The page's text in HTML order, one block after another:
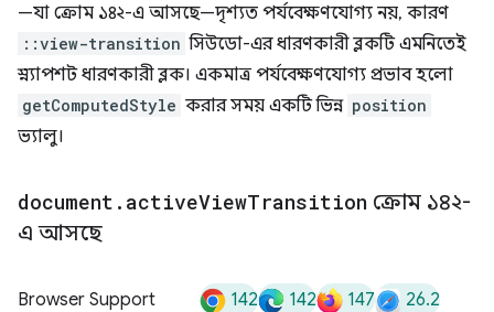
—যা ক্রোম ১৪২-এ আসছে—দৃশ্যত পর্যবেক্ষণযোগ্য নয়, কারণ
::view-transition সিউডো-এর ধারণকারী ব্লকটি এমনিতেই
স্ন্যাপশট ধারণকারী ব্লক। একমাত্র পর্যবেক্ষণযোগ্য প্রভাব হলো
getComputedStyle করার সময় একটি ভিন্ন position
ভ্যালু।
document . activeViewTransition ক্রোম ১৪২-
এ আসছে
Browser Support 142 142 147 26.2